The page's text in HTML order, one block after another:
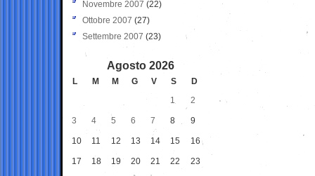
Novembre 2007 (22)
Ottobre 2007 (27)
Settembre 2007 (23)
Agosto 2026
L M M G V S
D
1
2
3 4 5 6 7 8 9
10 11 12 13 14 15 16
17 18 19 20 21 22 23